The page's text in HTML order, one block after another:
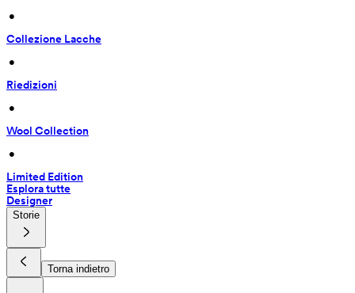
•
Collezione Lacche
•
Riedizioni
•
Wool Collection
•
Limited Edition
Esplora tutte
Designer
Storie
Torna indietro